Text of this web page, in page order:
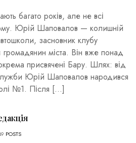
багато років, але не всі
Юрій Шаповалов — колишній
засновник клубу
міста. Він вже понад
присвячені Бару. Шлях: від
Юрій Шаповалов народився
№1. Після […]
POSTS